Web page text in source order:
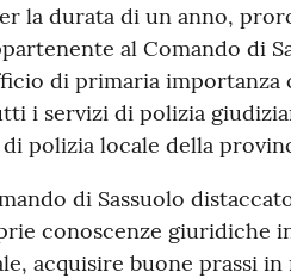
la durata di un anno,
al Comando di
di primaria importanza
i servizi di polizia
polizia locale della
di Sassuolo
conoscenze giuridiche
acquisire buone prassi in